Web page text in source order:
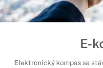
E-
Elektronický kompas sa